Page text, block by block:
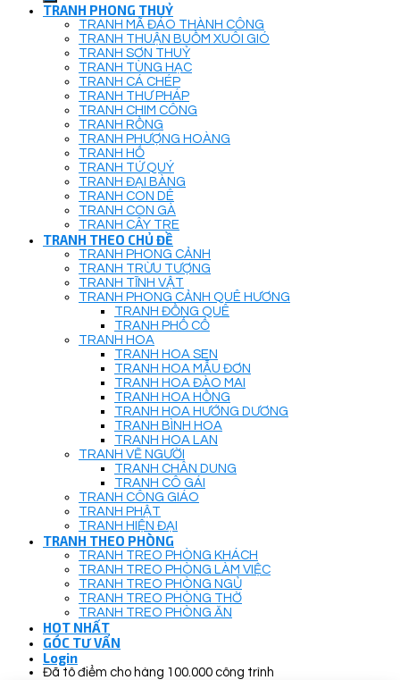
TRANH PHONG THUỶ
TRANH MÃ ĐÁO THÀNH CÔNG
TRANH THUẬN BUỒM XUÔI GIÓ
TRANH SƠN THUỶ
TRANH TÙNG HẠC
TRANH CÁ CHÉP
TRANH THƯ PHÁP
TRANH CHIM CÔNG
TRANH RỒNG
TRANH PHƯỢNG HOÀNG
TRANH HỔ
TRANH TỨ QUÝ
TRANH ĐẠI BÀNG
TRANH CON DÊ
TRANH CON GÀ
TRANH CÂY TRE
TRANH THEO CHỦ ĐỀ
TRANH PHONG CẢNH
TRANH TRỪU TƯỢNG
TRANH TĨNH VẬT
TRANH PHONG CẢNH QUÊ HƯƠNG
TRANH ĐỒNG QUÊ
TRANH PHỐ CỔ
TRANH HOA
TRANH HOA SEN
TRANH HOA MẪU ĐƠN
TRANH HOA ĐÀO MAI
TRANH HOA HỒNG
TRANH HOA HƯỚNG DƯƠNG
TRANH BÌNH HOA
TRANH HOA LAN
TRANH VẼ NGƯỜI
TRANH CHÂN DUNG
TRANH CÔ GÁI
TRANH CÔNG GIÁO
TRANH PHẬT
TRANH HIỆN ĐẠI
TRANH THEO PHÒNG
TRANH TREO PHÒNG KHÁCH
TRANH TREO PHÒNG LÀM VIỆC
TRANH TREO PHÒNG NGỦ
TRANH TREO PHÒNG THỜ
TRANH TREO PHÒNG ĂN
HOT NHẤT
GÓC TƯ VẤN
Login
Đã tô điểm cho hàng 100.000 công trình